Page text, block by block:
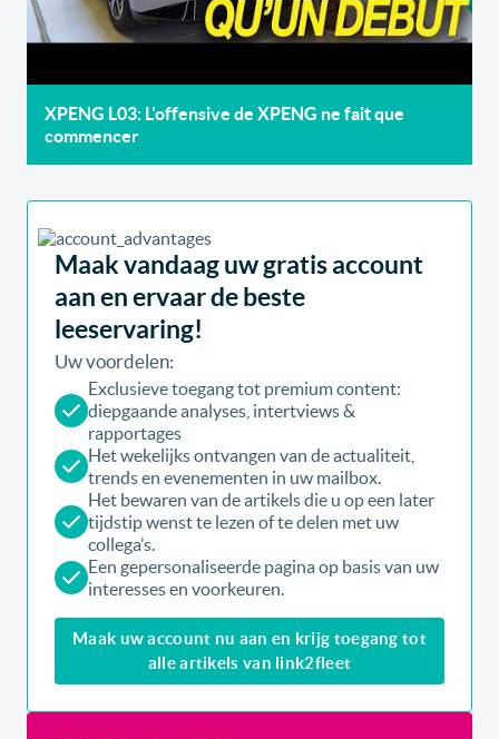
XPENG L03: L'offensive de XPENG ne fait que
commencer
Maak vandaag uw gratis account
aan en ervaar de beste
leeservaring!
Uw voordelen:
Exclusieve toegang tot premium content:
diepgaande analyses, intertviews &
rapportages
Het wekelijks ontvangen van de actualiteit,
trends en evenementen in uw mailbox.
Het bewaren van de artikels die u op een later
tijdstip wenst te lezen of te delen met uw
collega’s.
Een gepersonaliseerde pagina op basis van uw
interesses en voorkeuren.
Maak uw account nu aan en krijg toegang tot
alle artikels van link2fleet